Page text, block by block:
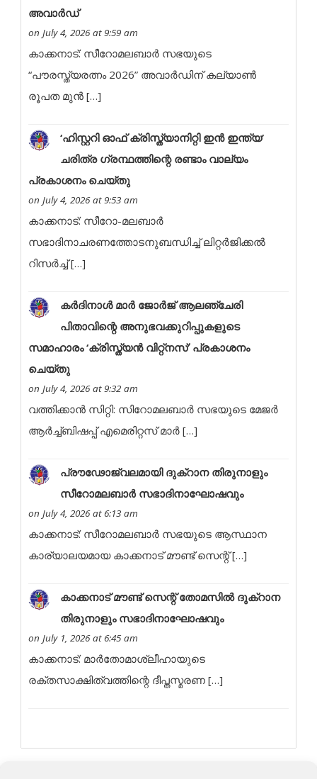
അവാർഡ്
on July 4, 2026 at 9:59 am
കാക്കനാട്: സീറോമലബാർ സഭയുടെ
“പൗരസ്ത്യരത്നം 2026” അവാർഡിന് കല്യാൺ
രൂപത മുൻ […]
‘ഹിസ്റ്ററി ഓഫ് ക്രിസ്ത്യാനിറ്റി ഇൻ ഇന്ത്യ’
ചരിത്ര ഗ്രന്ഥത്തിന്റെ രണ്ടാം വാല്യം
പ്രകാശനം ചെയ്തു
on July 4, 2026 at 9:53 am
കാക്കനാട്: സീറോ-മലബാർ
സഭാദിനാചരണത്തോടനുബന്ധിച്ച് ലിറ്റർജിക്കൽ
റിസർച്ച് […]
കർദിനാൾ മാർ ജോർജ് ആലഞ്ചേരി
പിതാവിന്റെ അനുഭവക്കുറിപ്പുകളുടെ
സമാഹാരം ‘ക്രിസ്ത്യൻ വിറ്റ്നസ്’ പ്രകാശനം
ചെയ്തു
on July 4, 2026 at 9:32 am
വത്തിക്കാൻ സിറ്റി: സിറോമലബാർ സഭയുടെ മേജർ
ആർച്ച്ബിഷപ്പ് എമെരിറ്റസ് മാർ […]
പ്രൗഢോജ്വലമായി ദുക്റാന തിരുനാളും
സീറോമലബാർ സഭാദിനാഘോഷവും
on July 4, 2026 at 6:13 am
കാക്കനാട്: സീറോമലബാർ സഭയുടെ ആസ്ഥാന
കാര്യാലയമായ കാക്കനാട് മൗണ്ട് സെന്റ് […]
കാക്കനാട് മൗണ്ട് സെന്റ് തോമസിൽ ദുക്റാന
തിരുനാളും സഭാദിനാഘോഷവും
on July 1, 2026 at 6:45 am
കാക്കനാട്: മാർതോമാശ്ലീഹായുടെ
രക്തസാക്ഷിത്വത്തിന്റെ ദീപ്തസ്മരണ […]